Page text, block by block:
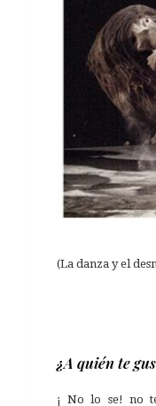
(La danza y el
¿A quién te
¡ No lo se! no